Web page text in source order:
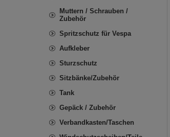
Muttern / Schrauben /
Zubehör
Spritzschutz für Vespa
Aufkleber
Sturzschutz
Sitzbänke/Zubehör
Tank
Gepäck / Zubehör
Verbandkasten/Taschen